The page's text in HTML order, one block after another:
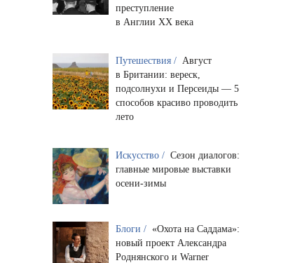
преступление
в Англии XX века
Путешествия / Август
в Британии: вереск,
подсолнухи и Персеиды — 5
способов красиво проводить
лето
Искусство / Сезон диалогов:
главные мировые выставки
осени-зимы
Блоги / «Охота на Саддама»:
новый проект Александра
Роднянского и Warner